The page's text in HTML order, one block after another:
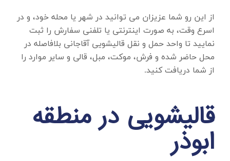
از این رو شما عزیزان می توانید در شهر یا محله خود، و در
اسرع وقت، به صورت اینترنتی یا تلفنی سفارش را ثبت
نمایید تا واحد حمل و نقل قالیشویی آقاجانی بلافاصله در
محل حاضر شده و فرش، موکت، مبل، قالی و سایر موارد را
از شما دریافت کنید.
قالیشویی در منطقه
ابوذر